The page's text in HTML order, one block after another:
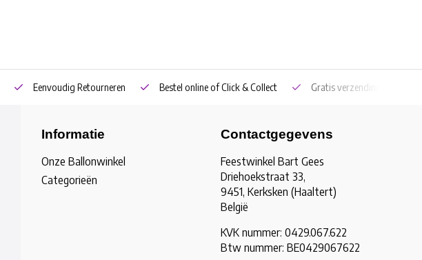
Eenvoudig Retourneren Bestel online of Click & Collect Gratis verzending vanaf
Informatie
Onze Ballonwinkel
Categorieën
Contactgegevens
Feestwinkel Bart Gees
Driehoekstraat 33,
9451, Kerksken (Haaltert)
België
KVK nummer: 0429.067.622
Btw nummer: BE0429067622